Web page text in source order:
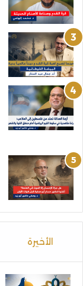
الأخيرة